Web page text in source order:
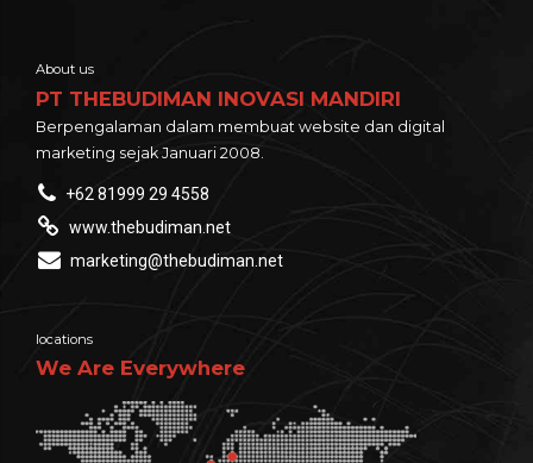
About us
PT THEBUDIMAN INOVASI MANDIRI
Berpengalaman dalam membuat website dan digital
marketing sejak Januari 2008.
+62 81999 29 4558
www.thebudiman.net
marketing@thebudiman.net
locations
We Are Everywhere